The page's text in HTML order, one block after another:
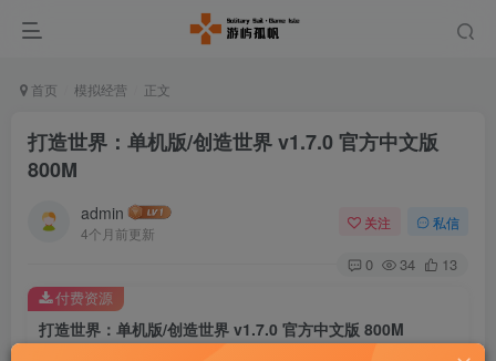
首页 模拟经营 正文
打造世界：单机版/创造世界 v1.7.0 官方中文版
800M
admin
4个月前更新
关注 私信
0 34 13
打造世界：单机版/创造世界 v1.7.0 官方中文版 800M
付费资源